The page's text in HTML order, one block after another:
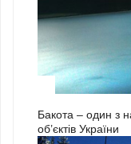
Бакота – один з
об’єктів України